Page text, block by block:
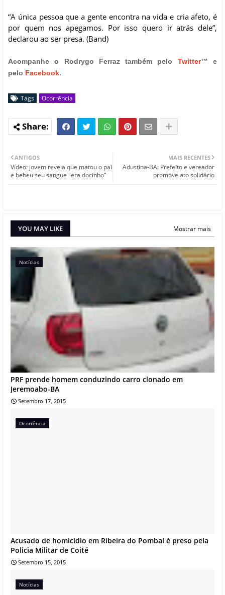
“A única pessoa que a gente encontra na vida e cria afeto, é
por quem nos apegamos. Por isso quero ir atrás dele”,
declarou ao ser presa. (Band)
Acompanhe o Rodrygo Ferraz também pelo Twitter™ e
pelo Facebook.
Tags Ocorrência
MAIS RECENTES
Adustina-BA: Prefeito e vereador
promove ato solidário
ANTIGOS
Vídeo: jovem revela que matou o pai
e bebeu seu sangue "era docinho"
YOU MAY LIKE Mostrar mais
Notícias
PRF prende homem conduzindo carro clonado em
Jeremoabo-BA
Setembro 17, 2015
Ocorrência
Acusado de homicídio em Ribeira do Pombal é preso pela
Policia Militar de Coité
Setembro 15, 2015
Notícias